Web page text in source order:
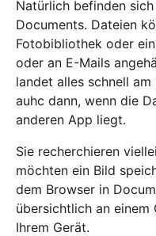
Natürlich befinden
Documents. Dateien
Fotobibliothek oder
oder an E-Mails
landet alles schnell
auhc dann, wenn die
anderen App liegt.
Sie recherchieren
möchten ein Bild
dem Browser in
übersichtlich an
Ihrem Gerät.